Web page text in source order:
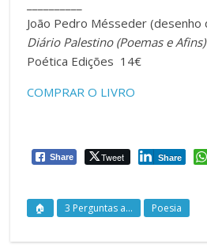
João Pedro Mésseder (desenho
Diário Palestino (Poemas e Afins)
Poética Edições 14€
COMPRAR O LIVRO
Share Tweet Share
🏠 3 Perguntas a... Poesia